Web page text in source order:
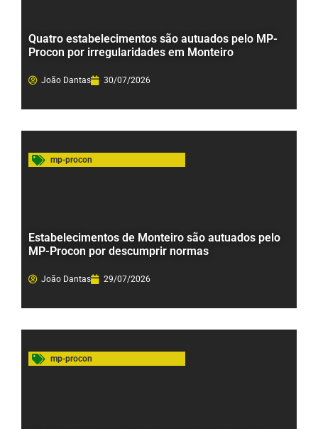
Quatro estabelecimentos são autuados pelo MP-
Procon por irregularidades em Monteiro
João Dantas 30/07/2026
mp-procon
Estabelecimentos de Monteiro são autuados pelo
MP-Procon por descumprir normas
João Dantas 29/07/2026
mp-procon